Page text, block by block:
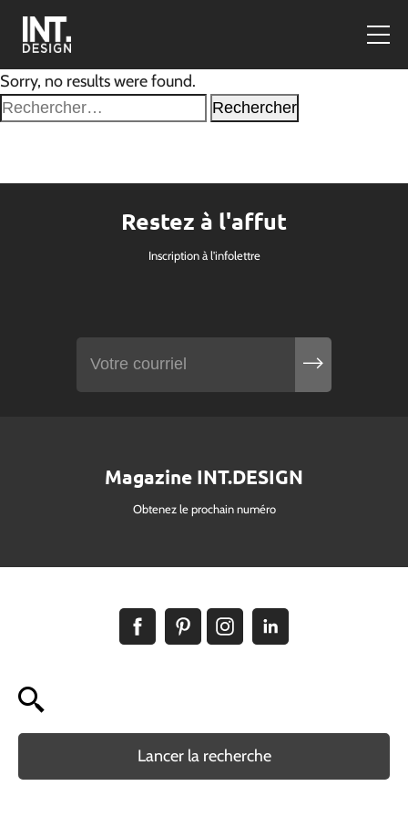
Sorry, no results were found.
Rechercher :
Restez à l'affut
Inscription à l'infolettre
Magazine INT.DESIGN
Obtenez le prochain numéro
Lancer la recherche